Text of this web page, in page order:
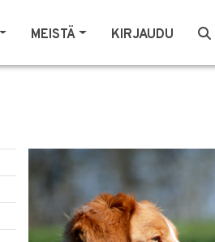
MEISTÄ KIRJAUDU